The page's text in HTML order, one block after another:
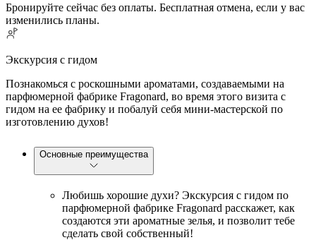
Бронируйте сейчас без оплаты. Бесплатная отмена, если у вас
изменились планы.
Экскурсия с гидом
Познакомься с роскошными ароматами, создаваемыми на
парфюмерной фабрике Fragonard, во время этого визита с
гидом на ее фабрику и побалуй себя мини-мастерской по
изготовлению духов!
Основные преимущества
Любишь хорошие духи? Экскурсия с гидом по
парфюмерной фабрике Fragonard расскажет, как
создаются эти ароматные зелья, и позволит тебе
сделать свой собственный!